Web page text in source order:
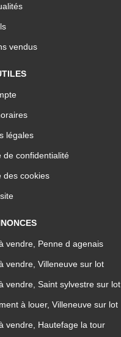
vendus
légales
de confidentialité
des cookies
vendre, Penne d agenais
vendre, Villeneuve sur lot
vendre, Saint sylvestre sur lot
à louer, Villeneuve sur lot
vendre, Hautefage la tour